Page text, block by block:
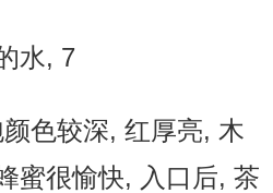
水, 7
色较深, 红厚亮, 木
蜜很愉快, 入口后, 茶